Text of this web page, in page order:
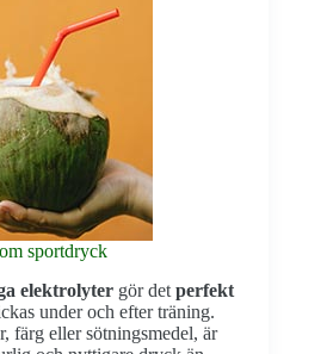
sportdryck
elektrolyter gör det perfekt
under och efter träning.
färg eller sötningsmedel, är